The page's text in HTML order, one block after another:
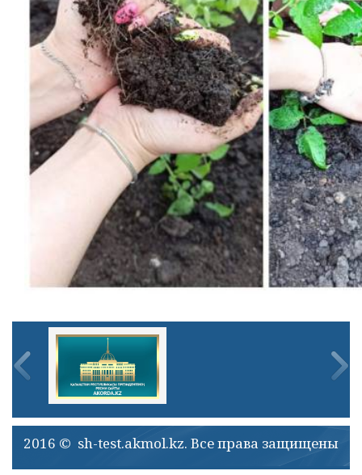
2016 © sh-test.akmol.kz. Все права защищены